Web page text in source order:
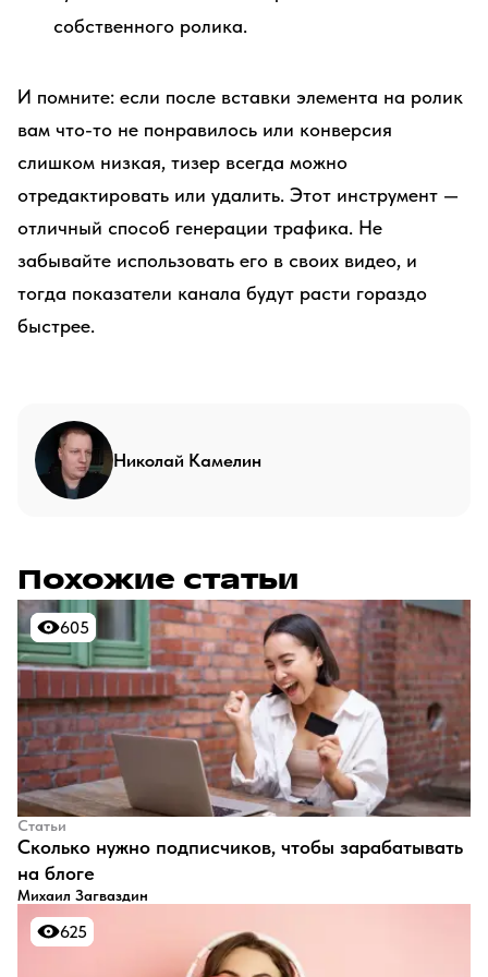
собственного ролика.
И помните: если после вставки элемента на ролик
вам что-то не понравилось или конверсия
слишком низкая, тизер всегда можно
отредактировать или удалить. Этот инструмент —
отличный способ генерации трафика. Не
забывайте использовать его в своих видео, и
тогда показатели канала будут расти гораздо
быстрее.
Николай Камелин
Похожие статьи
605
605
Статьи
​Сколько нужно подписчиков, чтобы зарабатывать
на блоге
Михаил Загваздин
625
625